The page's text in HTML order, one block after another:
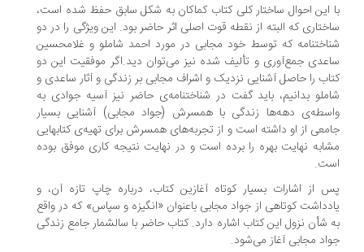
این احوال ساختار کلی کتاب کماکان به شکل سابق حفظ شده است،
که البته از نقطه قوت‌ اصلی اثر حاضر بود. این ویژگی را در دو
که توسط خود مجابی در مورد احمد شاملو و غلامحسین
جمع‌آوری و تألیف شده نیز می‌توان دید.اگر موفقیت این دو
را حاصل آشنایی نزدیک و اشراف مجابی بر زندگی و آثار ساعدی و
بدانیم، باید گفت در شناختنامه‌ی حاضر نیز آسیه جوادی به
دهه‌ها زندگی با همسرش (جواد مجابی) آشنایی بسیار
از او داشته است و از تجربه‌های همسرش برای تهیه‌ی کتابهایی
نهایت بهره را برده است و در نهایت نتیجه‌ کاری موفق بوده
از اشارات بسیار کوتاه آغازین کتاب، درباره چاپ تازه آن، و
کوتاهی از جواد مجابی باعنوان «انگیزه و سپاس» که در واقع
شأن نزول این کتاب اشاره دارد. کتاب حاضر با سالشمار جامع زندگی
مجابی آغاز می‌شود.